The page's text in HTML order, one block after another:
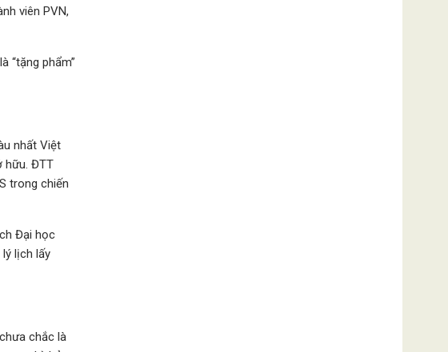
viên PVN,
“tặng phẩm”
nhất Việt
hữu. ĐTT
trong chiến
Đại học
lịch lấy
chắc là